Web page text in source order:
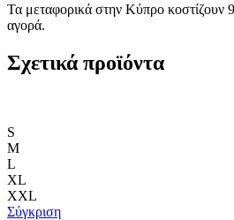
Τα μεταφορικά στην Κύπρο κοστίζουν
αγορά.
Σχετικά προϊόντα
S
M
L
XL
XXL
Σύγκριση